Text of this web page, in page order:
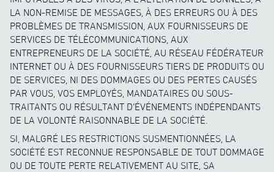
LA NON-REMISE DE MESSAGES, À DES ERREURS OU À DES
PROBLÈMES DE TRANSMISSION, AUX FOURNISSEURS DE
SERVICES DE TÉLÉCOMMUNICATIONS, AUX
ENTREPRENEURS DE LA SOCIÉTÉ, AU RÉSEAU FÉDÉRATEUR
INTERNET OU À DES FOURNISSEURS TIERS DE PRODUITS OU
DE SERVICES, NI DES DOMMAGES OU DES PERTES CAUSÉS
PAR VOUS, VOS EMPLOYÉS, MANDATAIRES OU SOUS-
TRAITANTS OU RÉSULTANT D’ÉVÉNEMENTS INDÉPENDANTS
DE LA VOLONTÉ RAISONNABLE DE LA SOCIÉTÉ.
SI, MALGRÉ LES RESTRICTIONS SUSMENTIONNÉES, LA
SOCIÉTÉ EST RECONNUE RESPONSABLE DE TOUT DOMMAGE
OU DE TOUTE PERTE RELATIVEMENT AU SITE, SA